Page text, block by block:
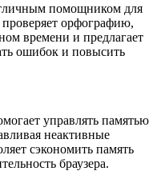
помощником для
проверяет орфографию,
времени и предлагает
ошибок и повысить
управлять памятью
неактивные
сэкономить память
браузера.